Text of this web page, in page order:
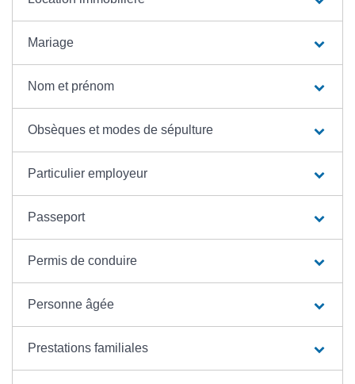
Mariage
Nom et prénom
Obsèques et modes de sépulture
Particulier employeur
Passeport
Permis de conduire
Personne âgée
Prestations familiales